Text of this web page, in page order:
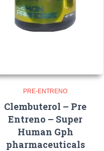
PRE-ENTRENO
Clembuterol – Pre
Entreno – Super
Human Gph
pharmaceuticals